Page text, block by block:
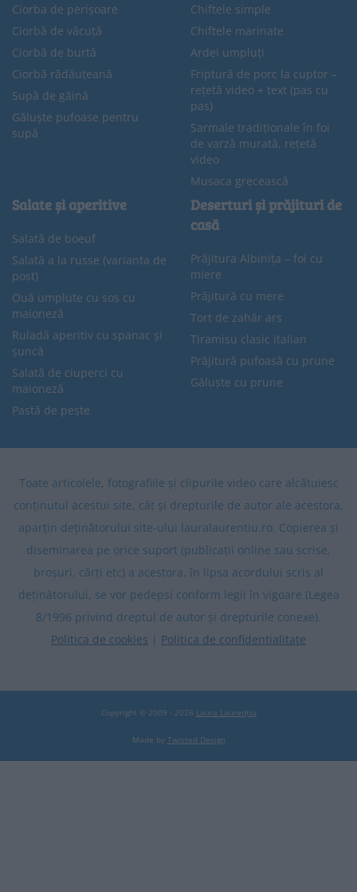
Ciorba de perișoare
Ciorbă de văcuță
Ciorbă de burtă
Ciorbă rădăuțeană
Supă de găină
Găluște pufoase pentru
supă
Chiftele simple
Chiftele marinate
Ardei umpluți
Friptură de porc la cuptor –
rețetă video + text (pas cu
pas)
Sarmale tradiționale în foi
de varză murată, rețetă
video
Musaca grecească
Salate și aperitive
Salată de boeuf
Salată a la russe (varianta de
post)
Ouă umplute cu sos cu
maioneză
Ruladă aperitiv cu spanac și
șuncă
Salată de ciuperci cu
maioneză
Pastă de pește
Deserturi și prăjituri de
casă
Prăjitura Albinița – foi cu
miere
Prăjitură cu mere
Tort de zahăr ars
Tiramisu clasic italian
Prăjitură pufoasă cu prune
Găluște cu prune
Toate articolele, fotografiile și clipurile video care alcătuiesc
conținutul acestui site, cât și drepturile de autor ale acestora,
aparțin deținătorului site-ului lauralaurentiu.ro. Copierea și
diseminarea pe orice suport (publicații online sau scrise,
broșuri, cărți etc) a acestora, în lipsa acordului scris al
deținătorului, se vor pedepsi conform legii în vigoare (Legea
8/1996 privind dreptul de autor și drepturile conexe).
Politica de cookies | Politica de confidentialitate
Copyright © 2009 - 2026 Laura Laurențiu
Made by Twisted Design